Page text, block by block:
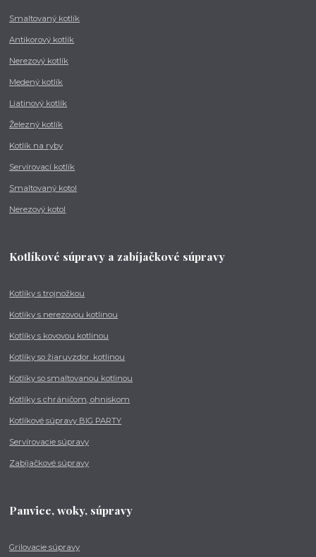
Smaltovaný kotlík
Antikorový kotlík
Nerezový kotlík
Medený kotlík
Liatinový kotlík
Železný kotlík
Kotlík na ryby
Servírovací kotlík
Smaltovaný kotol
Nerezový kotol
Kotlíkové súpravy a zabíjačkové súpravy
Kotlíky s trojnožkou
Kotlíky s nerezovou kotlinou
Kotlíky s kovovou kotlinou
Kotlíky so žiaruvzdor. kotlinou
Kotlíky so smaltovanou kotlinou
Kotlíky s chráničom, ohniskom
Kotlíkové súpravy BIG PARTY
Servírovacie súpravy
Zabíjačkové súpravy
Panvice, woky, súpravy
Grilovacie súpravy